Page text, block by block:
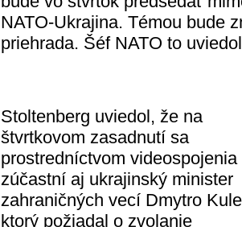
NATO-Ukrajina. Témou bude
priehrada. Šéf NATO to
Stoltenberg uviedol, že na
štvrtkovom zasadnutí sa
prostredníctvom videospojenia
zúčastní aj ukrajinský minister
zahraničných vecí Dmytro
ktorý požiadal o zvolanie